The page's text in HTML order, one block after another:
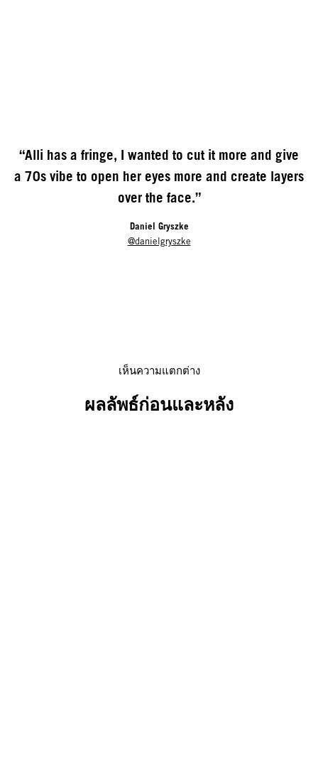
“Alli has a fringe, I wanted to cut it more and give
a 70s vibe to open her eyes more and create layers
over the face.”
Daniel Gryszke
@danielgryszke
เห็นความแตกต่าง
ผลลัพธ์ก่อนและหลัง